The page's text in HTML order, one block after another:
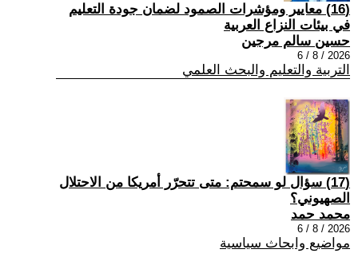
(16) معايير ومؤشرات الصمود لضمان جودة التعليم
في بيئات النزاع العربية
حسين سالم مرجين
2026 / 8 / 6
التربية والتعليم والبحث العلمي
(17) سؤال لو سمحتم: متى تتحرّر أمريكا من الاحتلال
الصهيوني؟
محمد حمد
2026 / 8 / 6
مواضيع وابحاث سياسية